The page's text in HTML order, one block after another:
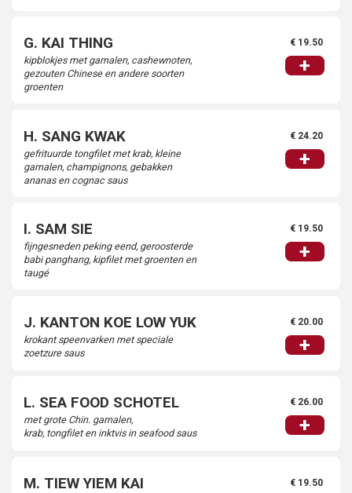
G. KAI THING
kipblokjes met garnalen, cashewnoten,
gezouten Chinese en andere soorten
groenten
€ 19.50
+
H. SANG KWAK
gefrituurde tongfilet met krab, kleine
garnalen, champignons, gebakken
ananas en cognac saus
€ 24.20
+
I. SAM SIE
fijngesneden peking eend, geroosterde
babi panghang, kipfilet met groenten en
taugé
€ 19.50
+
J. KANTON KOE LOW YUK
krokant speenvarken met speciale
zoetzure saus
€ 20.00
+
L. SEA FOOD SCHOTEL
met grote Chin. garnalen,
krab, tongfilet en inktvis in seafood saus
€ 26.00
+
M. TIEW YIEM KAI € 19.50